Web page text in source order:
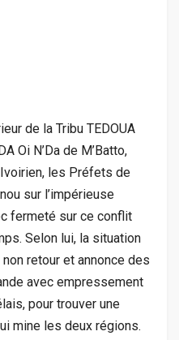
de la Tribu TEDOUA
Oi N’Da de M’Batto,
les Préfets de
sur l’impérieuse
fermeté sur ce conflit
Selon lui, la situation
retour et annonce des
avec empressement
pour trouver une
mine les deux régions.